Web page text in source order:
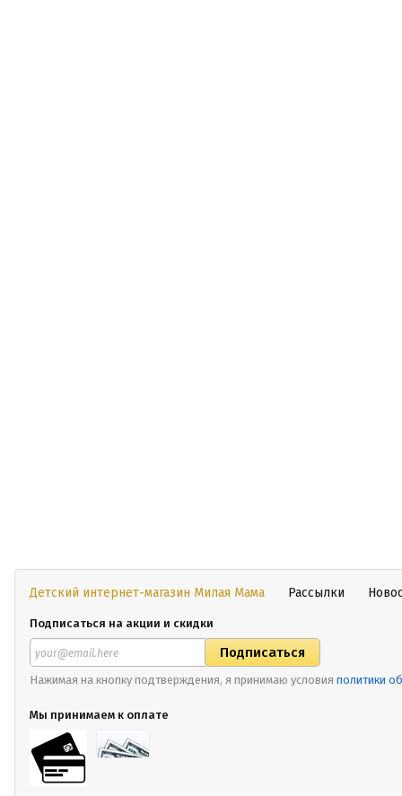
Детский интернет-магазин Милая Мама Рассылки
Подписаться на акции и скидки
Нажимая на кнопку подтверждения, я принимаю условия политики
Мы принимаем к оплате